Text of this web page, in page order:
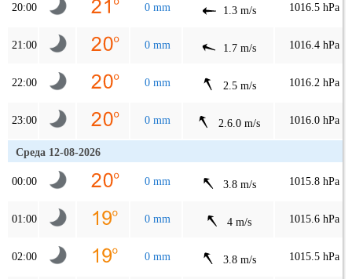
20:00 0 mm 1.3 m/s 1016.5 hPa
21:00 0 mm 1.7 m/s 1016.4 hPa
22:00 0 mm 2.5 m/s 1016.2 hPa
23:00 0 mm 2.6.0 m/s 1016.0 hPa
Среда 12-08-2026
00:00 0 mm 3.8 m/s 1015.8 hPa
01:00 0 mm 4 m/s 1015.6 hPa
02:00 0 mm 3.8 m/s 1015.5 hPa